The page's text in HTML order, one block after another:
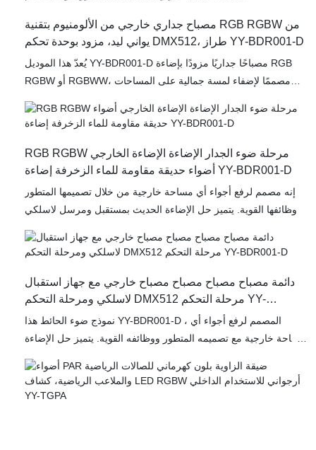
قوية مقاومة للعوامل الجوية، مما يضمن أداءً موثوقًا في مختلف
مصباح جداري خارجي من الألومنيوم بتقنية RGB RGBW من
يواني ليد، مزود بوحدة تحكم DMX512، طراز YY-BDR001-D
يُعدّ هذا الموديل YY-BDR001-D مصباحًا جداريًا مزودًا بإضاءة RGB
RGBW أو RGBWW، مصممًا لإضفاء لمسة جمالية على المساحات
متين مصنوع من الألومنيوم عالي الجودة، مما يضمن متانته ومقاومته
جهاز إرسال واستقبال لاسلكي متطور بتقنية DMX512، بالإضافة إلى
شاشة عرض رقمية وأزرار، مما يتيح نطاقًا واسعًا من خيارات الألوان
RGB RGBW مرحلة ضوء الجدار الإضاءة الإضاءة الخارجي
أضواء حديقة مقاومة للماء الزخرفة إضاءة YY-BDR001-D
إنه مصمم لرفع أجواء أي مساحة خارجية من خلال تصميمها المتطور
ووظائفها القوية. يتميز حل الإضاءة الحديث بمستقبل ومرسل لاسلكي
الإضاءة الخاص بك.
تم تصميم هذه العناصر التي تم تصميمها من أجل المتانة
دائمة مصباح مصباح مصباح مصباح خارجي مع جهاز استقبال
لاسلكي ومرحلة التحكم DMX512 مرحلة التحكم YY-
BDR001-D
نموذج ضوء الحائط هذا YY-BDR001-D ، المصمم لرفع أجواء أي
مساحة خارجية مع تصميمه المتطور ووظائفه القوية. يتميز حل الإضاءة
DMX512 بدون جهد للتكامل السلس في إعداد الإضاءة الخاص بك